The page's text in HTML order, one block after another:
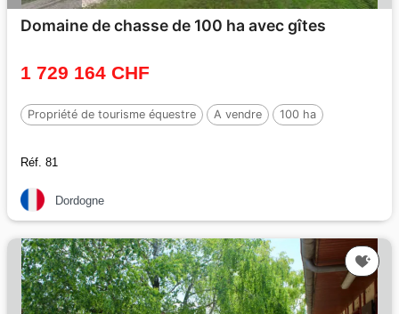
Domaine de chasse de 100 ha avec gîtes
1 729 164 CHF
Propriété de tourisme équestre A vendre 100 ha
Réf. 81
Dordogne